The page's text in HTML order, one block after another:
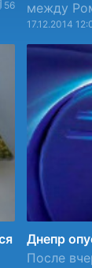
56
между
17.12.2014
Днепр
После